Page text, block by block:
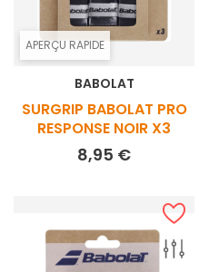
APERÇU RAPIDE
BABOLAT
SURGRIP BABOLAT PRO
RESPONSE NOIR X3
8,95 €Prix